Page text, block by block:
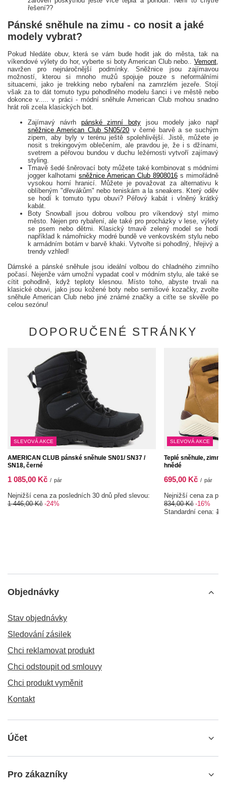
řešení??
Pánské sněhule na zimu - co nosit a jaké
modely vybrat?
Pokud hledáte obuv, která se vám bude hodit jak do města, tak na
víkendové výlety do hor, vyberte si boty American Club nebo.. Vemont,
navržen pro nejnáročnější podmínky. Sněžnice jsou zajímavou
možností, kterou si mnoho mužů spojuje pouze s neformálními
situacemi, jako je trekking nebo rybaření na zamrzlém jezeře. Stojí
však za to dát tomuto typu pohodlného modelu šanci i ve městě nebo
dokonce v..... v práci - módní sněhule American Club mohou snadno
hrát roli zcela klasických bot.
Zajímavý návrh pánské zimní boty jsou modely jako např
sněžnice American Club SN05/20 v černé barvě a se suchým
zipem, aby byly v terénu ještě spolehlivější. Jistě, můžete je
nosit s trekingovým oblečením, ale pravdou je, že i s džínami,
svetrem a péřovou bundou v duchu ležérnosti vytvoří zajímavý
styling.
Tmavě šedé šněrovací boty můžete také kombinovat s módními
jogger kalhotami sněžnice American Club 8908016 s mimořádně
vysokou horní hranicí. Můžete je považovat za alternativu k
oblíbeným "dřevákům" nebo teniskám a la sneakers. Který oděv
se hodí k tomuto typu obuvi? Péřový kabát i vlněný krátký
kabát.
Boty Snowball jsou dobrou volbou pro víkendový styl mimo
město. Nejen pro rybaření, ale také pro procházky v lese, výlety
se psem nebo dětmi. Klasický tmavě zelený model se hodí
například k námořnicky modré bundě ve venkovském stylu nebo
k armádním botám v barvě khaki. Vytvořte si pohodlný, hřejivý a
trendy vzhled!
Dámské a pánské sněhule jsou ideální volbou do chladného zimního
počasí. Nejenže vám umožní vypadat cool v módním stylu, ale také se
cítit pohodlně, když teploty klesnou. Místo toho, abyste trvali na
klasické obuvi, jako jsou kožené boty nebo semišové kozačky, zvolte
sněhule American Club nebo jiné známé značky a ciťte se skvěle po
celou sezónu!
DOPORUČENÉ STRÁNKY
SLEVOVÁ AKCE
AMERICAN CLUB pánské sněhule SN01/ SN37 /
SN18, černé
1 085,00 Kč / pár
Nejnižší cena za posledních 30 dnů před slevou:
1 446,00 Kč -24%
SLEVOVÁ AKCE
Teplé sněhule, zimní
hnědé
695,00 Kč / pár
Nejnižší cena za
834,00 Kč -16%
Standardní cena: 1
Objednávky
Stav objednávky
Sledování zásilek
Chci reklamovat produkt
Chci odstoupit od smlouvy
Chci produkt vyměnit
Kontakt
Účet
Pro zákazníky